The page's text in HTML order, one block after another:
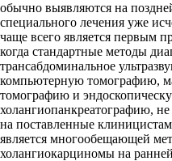
обычно выявляются на
специального лечения уже
чаще всего является первым
когда стандартные методы
трансабдоминальное
компьютерную томографию,
томографию и
холангиопанкреатографию,
на поставленные
является многообещающей
холангиокарциномы на